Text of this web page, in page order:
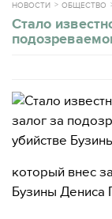
НОВОСТИ ОБЩЕСТВО
Стало
который внес
Бузины Дениса